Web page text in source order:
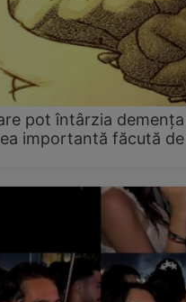
pot întârzia
importantă făcută